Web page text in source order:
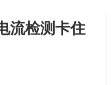
流检测卡住